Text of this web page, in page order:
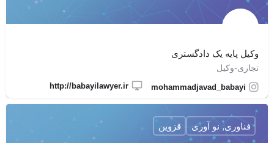
وکیل پایه یک دادگستری
تجاری-وکیل
mohammadjavad_babayi
http://babayilawyer.ir
فناوری, نو آوری قزوین